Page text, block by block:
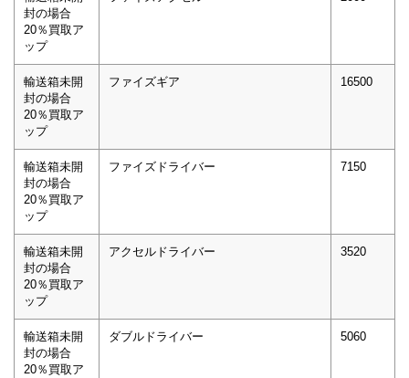
封の場合
20％買取ア
ップ
輸送箱未開
封の場合
20％買取ア
ップ
ファイズギア 16500
輸送箱未開
封の場合
20％買取ア
ップ
ファイズドライバー 7150
輸送箱未開
封の場合
20％買取ア
ップ
アクセルドライバー 3520
輸送箱未開
封の場合
20％買取ア
ダブルドライバー 5060